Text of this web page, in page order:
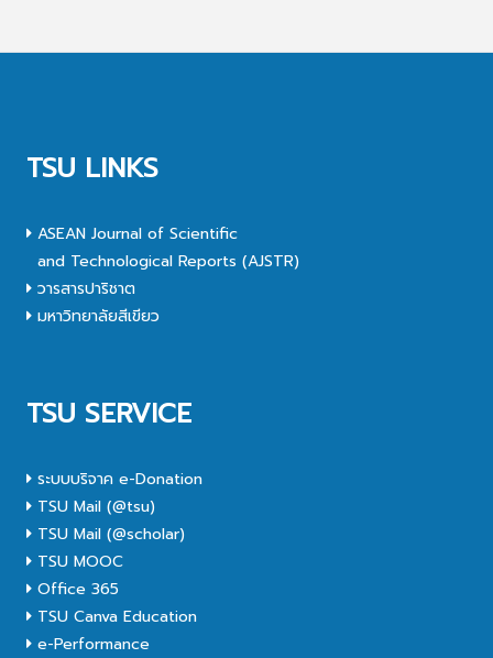
TSU LINKS
ASEAN Journal of Scientific
and Technological Reports (AJSTR)
วารสารปาริชาต
มหาวิทยาลัยสีเขียว
TSU SERVICE
ระบบบริจาค e-Donation
TSU Mail (@tsu)
TSU Mail (@scholar)
TSU MOOC
Office 365
TSU Canva Education
e-Performance